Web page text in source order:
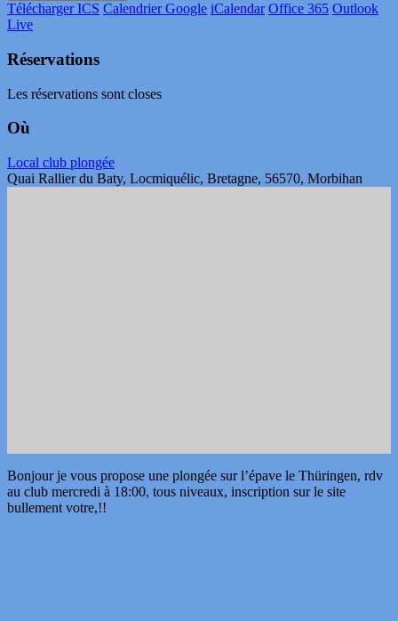
Télécharger ICS Calendrier Google iCalendar Office 365 Outlook
Live
Réservations
Les réservations sont closes
Où
Local club plongée
Quai Rallier du Baty, Locmiquélic, Bretagne, 56570, Morbihan
Bonjour je vous propose une plongée sur l’épave le Thüringen, rdv
au club mercredi à 18:00, tous niveaux, inscription sur le site
bullement votre,!!